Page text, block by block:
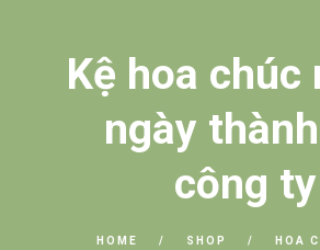
Kệ hoa chúc
ngày
công ty
HOME SHOP HOA